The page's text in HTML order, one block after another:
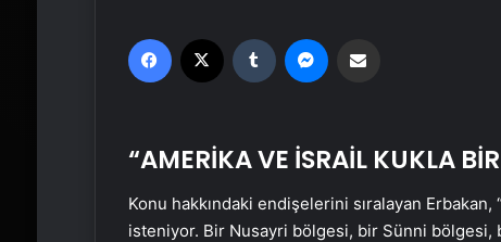
Facebook Tumblr
“AMERİKA VE İSRAİL KUKLA
Konu hakkındaki endişelerini sıralayan
isteniyor. Bir Nusayri bölgesi, bir Sünni bölgesi,